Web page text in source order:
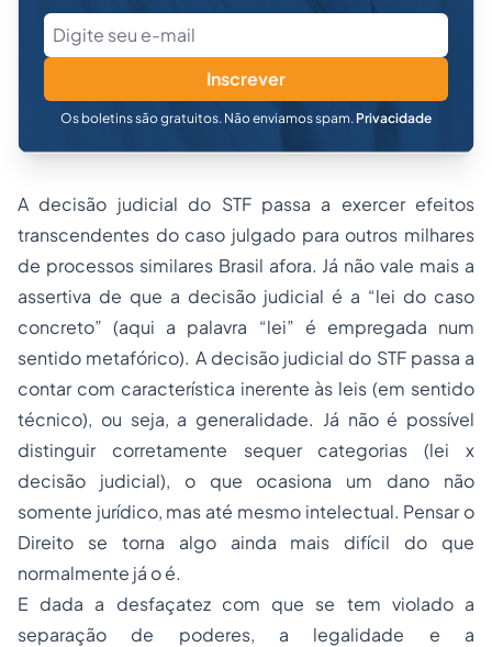
Inscrever
Os boletins são gratuitos. Não enviamos spam. Privacidade
A decisão judicial do STF passa a exercer efeitos
transcendentes do caso julgado para outros milhares
de processos similares Brasil afora. Já não vale mais a
assertiva de que a decisão judicial é a “lei do caso
concreto” (aqui a palavra “lei” é empregada num
sentido metafórico). A decisão judicial do STF passa a
contar com característica inerente às leis (em sentido
técnico), ou seja, a generalidade. Já não é possível
distinguir corretamente sequer categorias (lei x
decisão judicial), o que ocasiona um dano não
somente jurídico, mas até mesmo intelectual. Pensar o
Direito se torna algo ainda mais difícil do que
normalmente já o é.
E dada a desfaçatez com que se tem violado a
separação de poderes, a legalidade e a